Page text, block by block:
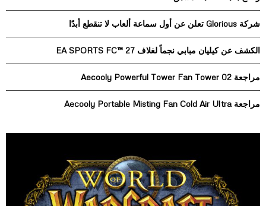
o
:
C
H
شركة Glorious تعلن عن أول سماعة ألعاب لا تنقطع أبدًا
الكشف عن كيليان مبابي نجماً لغلاف EA SPORTS FC™ 27
مراجعة Aecooly Powerful Tower Fan Tower 02
مراجعة Aecooly Portable Misting Fan Cold Air Ultra